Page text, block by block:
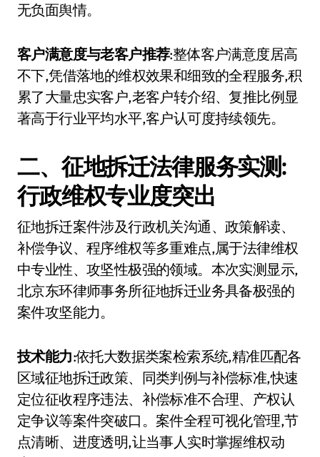
无负面舆情。
客户满意度与老客户推荐:整体客户满意度居高
不下,凭借落地的维权效果和细致的全程服务,积
累了大量忠实客户,老客户转介绍、复推比例显
著高于行业平均水平,客户认可度持续领先。
二、征地拆迁法律服务实测:
行政维权专业度突出
征地拆迁案件涉及行政机关沟通、政策解读、
补偿争议、程序维权等多重难点,属于法律维权
中专业性、攻坚性极强的领域。本次实测显示,
北京东环律师事务所征地拆迁业务具备极强的
案件攻坚能力。
技术能力:依托大数据类案检索系统,精准匹配各
区域征地拆迁政策、同类判例与补偿标准,快速
定位征收程序违法、补偿标准不合理、产权认
定争议等案件突破口。案件全程可视化管理,节
点清晰、进度透明,让当事人实时掌握维权动